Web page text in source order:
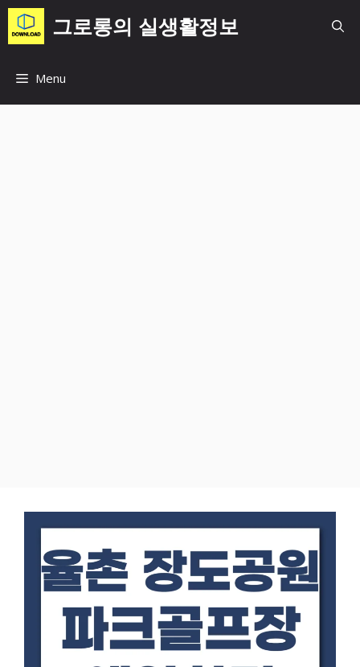
컨
텐
츠
너
그로롱의 실생활정보
Menu